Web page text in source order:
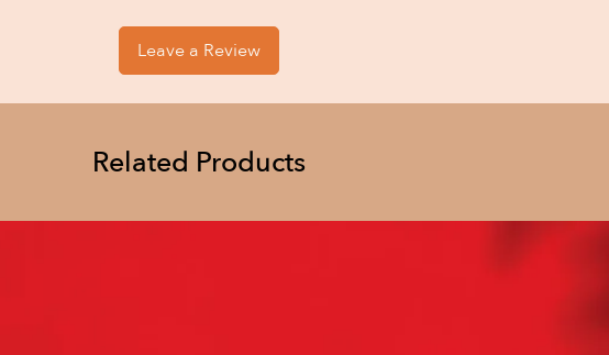
Leave a Review
Related Products